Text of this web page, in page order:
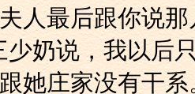
人最后跟你说
少奶说，我以后
她庄家没有干